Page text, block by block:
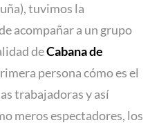
tuvimos la
acompañar a un grupo
deCabana de
persona cómo es el
trabajadoras y así
meros espectadores, los